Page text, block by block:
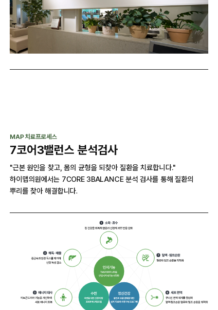
MAP 치료프로세스
7코어3밸런스 분석검사
"근본 원인을 찾고, 몸의 균형을 되찾아 질환을 치료합니다."
하이맵의원에서는 7CORE 3BALANCE 분석 검사를 통해 질환의
뿌리를 찾아 해결합니다.